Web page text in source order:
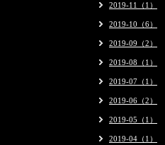
2019-11（1）
2019-10（6）
2019-09（2）
2019-08（1）
2019-07（1）
2019-06（2）
2019-05（1）
2019-04（1）